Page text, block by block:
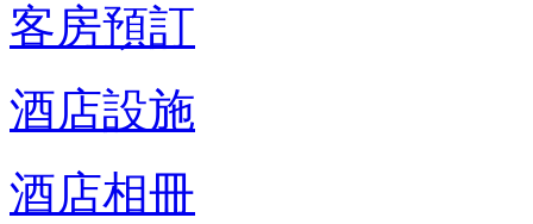
客房預訂
酒店設施
酒店相冊